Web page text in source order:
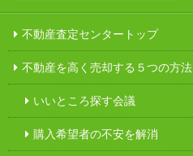
不動産査定センタートップ
不動産を高く売却する５つの方法
いいところ探す会議
購入希望者の不安を解消